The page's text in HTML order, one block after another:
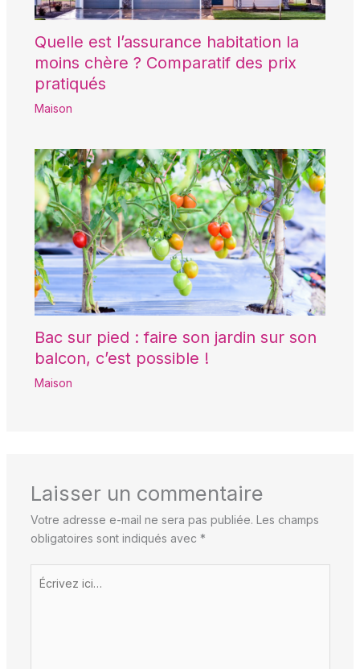
Quelle est l’assurance habitation la
moins chère ? Comparatif des prix
pratiqués
Maison
Bac sur pied : faire son jardin sur son
balcon, c’est possible !
Maison
Laisser un commentaire
Votre adresse e-mail ne sera pas publiée. Les champs
obligatoires sont indiqués avec *
Écrivez
ici…